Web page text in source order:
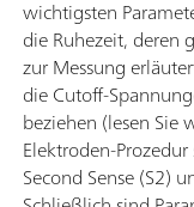
wichtigsten
die Ruhezeit,
zur Messung
die Cutoff-
beziehen (lesen Sie
Elektroden-
Second Sense (S2)